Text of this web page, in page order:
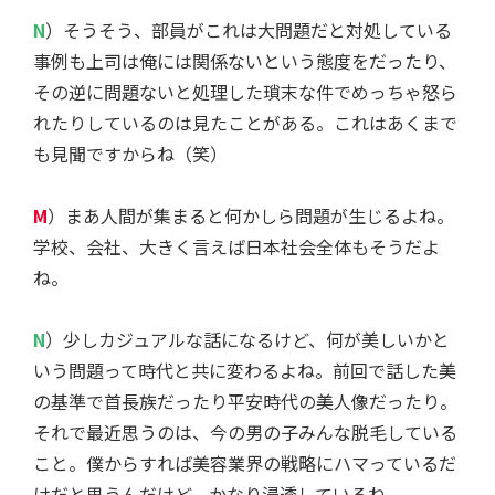
N）そうそう、部員がこれは大問題だと対処している
事例も上司は俺には関係ないという態度をだったり、
その逆に問題ないと処理した瑣末な件でめっちゃ怒ら
れたりしているのは見たことがある。これはあくまで
も見聞ですからね（笑）
M）まあ人間が集まると何かしら問題が生じるよね。
学校、会社、大きく言えば日本社会全体もそうだよ
ね。
N）少しカジュアルな話になるけど、何が美しいかと
いう問題って時代と共に変わるよね。前回で話した美
の基準で首長族だったり平安時代の美人像だったり。
それで最近思うのは、今の男の子みんな脱毛している
こと。僕からすれば美容業界の戦略にハマっているだ